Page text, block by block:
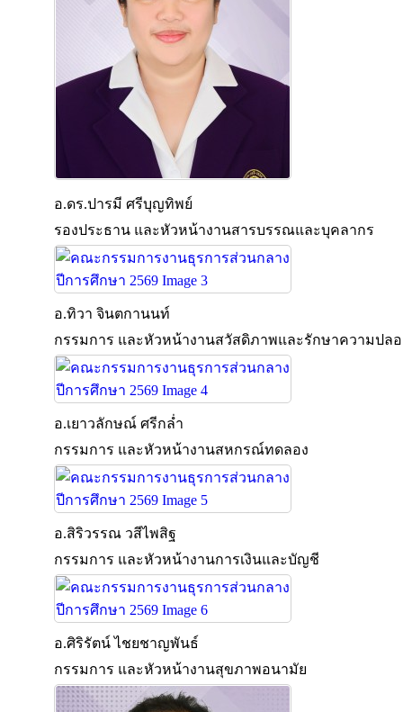
อ.ดร.ปารมี ศรีบุญทิพย์
รองประธาน และหัวหน้างานสารบรรณและบุคลากร
อ.ทิวา จินตกานนท์
กรรมการ และหัวหน้างานสวัสดิภาพและรักษาความปล
อ.เยาวลักษณ์ ศรีกล่ำ
กรรมการ และหัวหน้างานสหกรณ์ทดลอง
อ.สิริวรรณ วสีไพสิฐ
กรรมการ และหัวหน้างานการเงินและบัญชี
อ.ศิริรัตน์ ไชยชาญพันธ์
กรรมการ และหัวหน้างานสุขภาพอนามัย